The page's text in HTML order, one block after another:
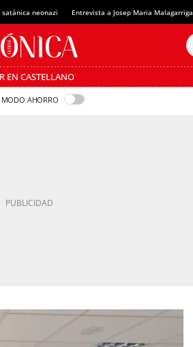
satánica neonazi Entrevista a Josep Maria Malagarriga
EN CASTELLANO
AHORRO